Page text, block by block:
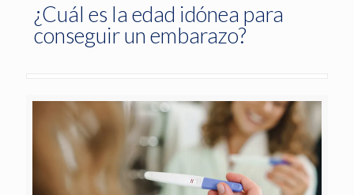
¿Cuál es la edad idónea para
conseguir un embarazo?